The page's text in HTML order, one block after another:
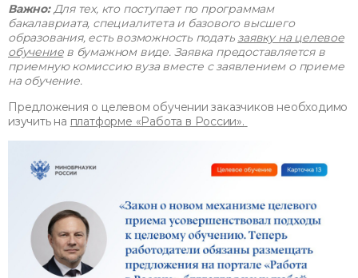
Важно: Для тех, кто поступает по программам
бакалавриата, специалитета и базового высшего
образования, есть возможность подать заявку на целевое
обучениев бумажном виде. Заявка предоставляется в
приемную комиссию вуза вместе с заявлением о приеме
на обучение.
Предложения о целевом обучении заказчиков необходимо
изучить на платформе «Работа в России».